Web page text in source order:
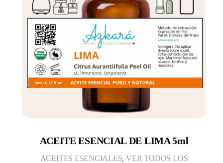
ACEITE ESENCIAL DE LIMA 5ml
ACEITES ESENCIALES ,VER TODOS LOS